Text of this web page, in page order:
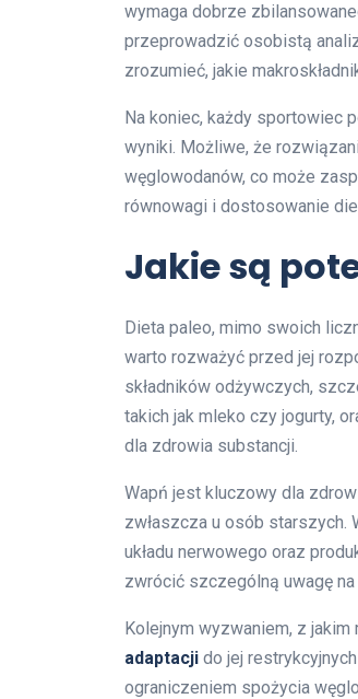
wymaga dobrze
przeprowadzić osobistą
zrozumieć, jakie
Na koniec, każdy sportowiec
wyniki. Możliwe, że
węglowodanów, co może
równowagi i dostosowanie
Jakie są
Dieta paleo, mimo swoich
warto rozważyć przed jej
składników odżywczych,
takich jak mleko czy jogurty,
dla zdrowia substancji.
Wapń jest kluczowy dla
zwłaszcza u osób starszych.
układu nerwowego oraz
zwrócić szczególną uwagę na
Kolejnym wyzwaniem, z
adaptacji do jej
ograniczeniem spożycia